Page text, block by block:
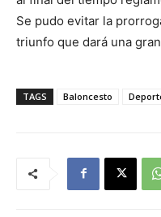
Se pudo evitar la
triunfo que dará una
TAGS Baloncesto